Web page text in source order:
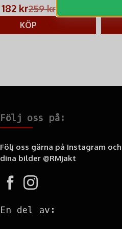
259 kr
182 kr
KÖP
Följ oss på:
Följ oss gärna på Instagram
dina bilder @RMjakt
En del av: